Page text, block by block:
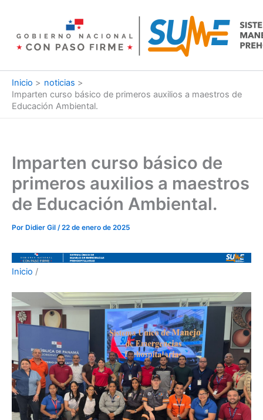
contenido
Inicio
noticias
Imparten curso básico de primeros auxilios a maestros de
Educación Ambiental.
Imparten curso básico de
primeros auxilios a maestros
de Educación Ambiental.
Por Didier Gil /22 de enero de 2025
Inicio /